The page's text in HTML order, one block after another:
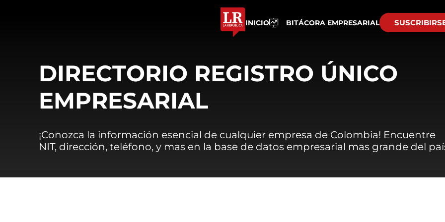
INICIO BITÁCORA EMPRESARIAL
DIRECTORIO REGISTRO ÚNICO
EMPRESARIAL
¡Conozca la información esencial de cualquier empresa de Colombia! Encuentre
NIT, dirección, teléfono, y mas en la base de datos empresarial mas grande del